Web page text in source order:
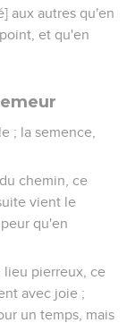
aux autres qu'en
et qu'en
; la semence,
chemin, ce
vient le
qu'en
lieu pierreux, ce
avec joie ;
un temps, mais